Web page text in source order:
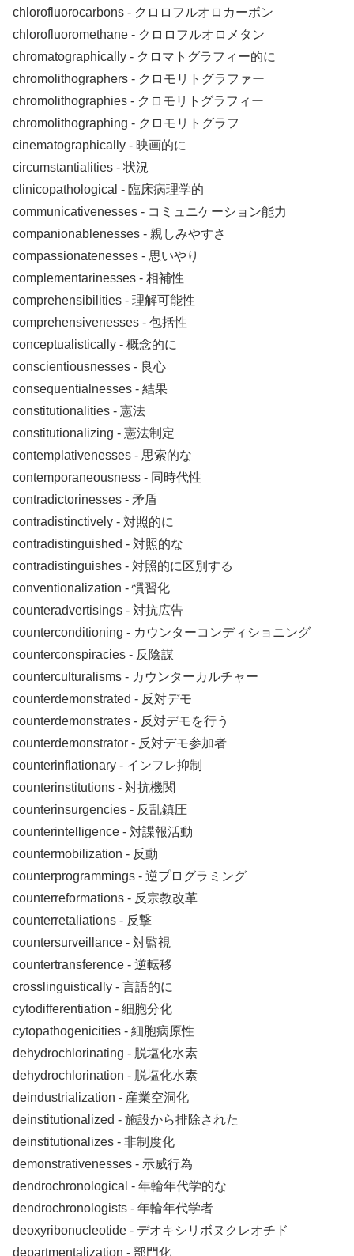
chlorofluorocarbons ‐ クロロフルオロカーボン
chlorofluoromethane ‐ クロロフルオロメタン
chromatographically ‐ クロマトグラフィー的に
chromolithographers ‐ クロモリトグラファー
chromolithographies ‐ クロモリトグラフィー
chromolithographing ‐ クロモリトグラフ
cinematographically ‐ 映画的に
circumstantialities ‐ 状況
clinicopathological ‐ 臨床病理学的
communicativenesses ‐ コミュニケーション能力
companionablenesses ‐ 親しみやすさ
compassionatenesses ‐ 思いやり
complementarinesses ‐ 相補性
comprehensibilities ‐ 理解可能性
comprehensivenesses ‐ 包括性
conceptualistically ‐ 概念的に
conscientiousnesses ‐ 良心
consequentialnesses ‐ 結果
constitutionalities ‐ 憲法
constitutionalizing ‐ 憲法制定
contemplativenesses ‐ 思索的な
contemporaneousness ‐ 同時代性
contradictorinesses ‐ 矛盾
contradistinctively ‐ 対照的に
contradistinguished ‐ 対照的な
contradistinguishes ‐ 対照的に区別する
conventionalization ‐ 慣習化
counteradvertisings ‐ 対抗広告
counterconditioning ‐ カウンターコンディショニング
counterconspiracies ‐ 反陰謀
counterculturalisms ‐ カウンターカルチャー
counterdemonstrated ‐ 反対デモ
counterdemonstrates ‐ 反対デモを行う
counterdemonstrator ‐ 反対デモ参加者
counterinflationary ‐ インフレ抑制
counterinstitutions ‐ 対抗機関
counterinsurgencies ‐ 反乱鎮圧
counterintelligence ‐ 対諜報活動
countermobilization ‐ 反動
counterprogrammings ‐ 逆プログラミング
counterreformations ‐ 反宗教改革
counterretaliations ‐ 反撃
countersurveillance ‐ 対監視
countertransference ‐ 逆転移
crosslinguistically ‐ 言語的に
cytodifferentiation ‐ 細胞分化
cytopathogenicities ‐ 細胞病原性
dehydrochlorinating ‐ 脱塩化水素
dehydrochlorination ‐ 脱塩化水素
deindustrialization ‐ 産業空洞化
deinstitutionalized ‐ 施設から排除された
deinstitutionalizes ‐ 非制度化
demonstrativenesses ‐ 示威行為
dendrochronological ‐ 年輪年代学的な
dendrochronologists ‐ 年輪年代学者
deoxyribonucleotide ‐ デオキシリボヌクレオチド
departmentalization ‐ 部門化